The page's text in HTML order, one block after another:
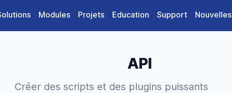
Modules Projets Education Support Nouvelles
API
Créer des scripts et des plugins puissants